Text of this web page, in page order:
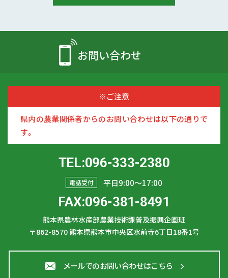
お問い合わせ
※ご注意
県内の農業関係者からのお問い合わせは以下の通りで
す。
TEL:096-333-2380
電話受付 平日9:00〜17:00
FAX:096-381-8491
熊本県農林水産部農業技術課普及振興企画班
〒862-8570熊本県熊本市中央区水前寺6丁目18番1号
メールでのお問い合わせはこちら